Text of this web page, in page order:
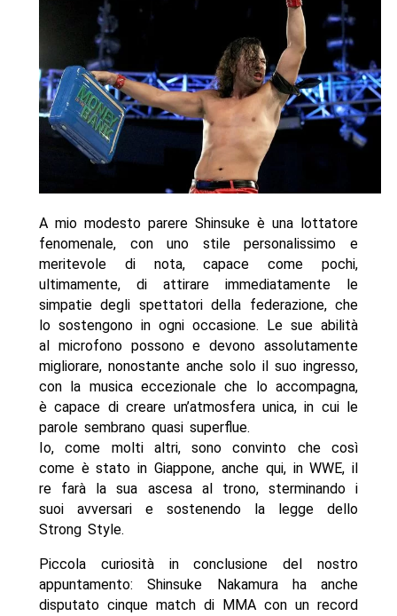
A mio modesto parere Shinsuke è una lottatore
fenomenale, con uno stile personalissimo e
meritevole di nota, capace come pochi,
ultimamente, di attirare immediatamente le
simpatie degli spettatori della federazione, che
lo sostengono in ogni occasione. Le sue abilità
al microfono possono e devono assolutamente
migliorare, nonostante anche solo il suo ingresso,
con la musica eccezionale che lo accompagna,
è capace di creare un’atmosfera unica, in cui le
parole sembrano quasi superflue.
Io, come molti altri, sono convinto che così
come è stato in Giappone, anche qui, in WWE, il
re farà la sua ascesa al trono, sterminando i
suoi avversari e sostenendo la legge dello
Strong Style.
Piccola curiosità in conclusione del nostro
appuntamento: Shinsuke Nakamura ha anche
disputato cinque match di MMA con un record